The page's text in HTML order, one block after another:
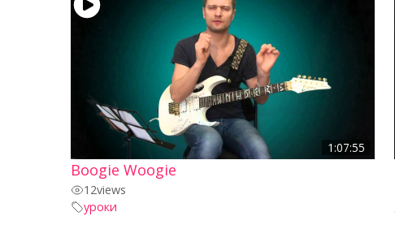
1:07:55
Boogie Woogie
12views
уроки